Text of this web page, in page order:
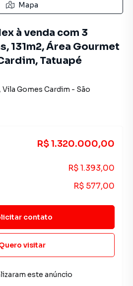
Mapa
à venda com 3
131m2, Área Gourmet
Tatuapé
, Vila Gomes Cardim - São
R$ 1.320.000,00
R$ 1.393,00
R$ 577,00
contato
visitar
este anúncio